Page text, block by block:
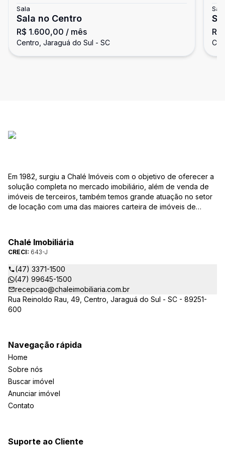
Sala
Sala no Centro
R$ 1.600,00 / mês
Centro, Jaraguá do Sul - SC
Sala
do
Em 1982, surgiu a Chalé Imóveis com o objetivo de oferecer a
solução completa no mercado imobiliário, além de venda de
imóveis de terceiros, também temos grande atuação no setor
de locação com uma das maiores carteira de imóveis de
Arte Imóveis. E também reavaliamos a nossa Missão, Visão e
Valores.
Chalé Imobiliária
CRECI: 643-J
(47) 3371-1500
(47) 99645-1500
recepcao@chaleimobiliaria.com.br
Rua Reinoldo Rau, 49, Centro, Jaraguá do Sul - SC - 89251-
600
Navegação rápida
Home
Sobre nós
Buscar imóvel
Anunciar imóvel
Contato
Suporte ao Cliente